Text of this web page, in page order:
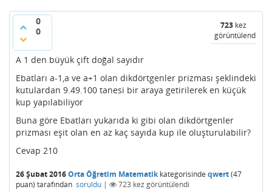
0
0
723 kez
görüntülendi
A 1 den büyük çift doğal sayıdır
Ebatları a-1,a ve a+1 olan dikdörtgenler prizması şeklindeki
kutulardan 9.49.100 tanesi bir araya getirilerek en küçük
kup yapılabiliyor
Buna göre Ebatları yukarıda ki gibi olan dikdörtgenler
prizması eşit olan en az kaç sayıda kup ile oluşturulabilir?
Cevap 210
26 Şubat 2016Orta Öğretim Matematikkategorisinde qwert(47
puan) tarafından soruldu | 723 kez görüntülendi